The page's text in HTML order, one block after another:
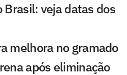
Brasil: veja datas dos
melhora no gramado
após eliminação